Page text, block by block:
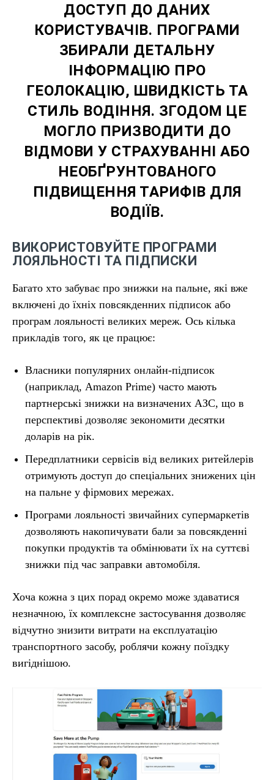
ДОСТУП ДО ДАНИХ
КОРИСТУВАЧІВ. ПРОГРАМИ
ЗБИРАЛИ ДЕТАЛЬНУ
ІНФОРМАЦІЮ ПРО
ГЕОЛОКАЦІЮ, ШВИДКІСТЬ ТА
СТИЛЬ ВОДІННЯ. ЗГОДОМ ЦЕ
МОГЛО ПРИЗВОДИТИ ДО
ВІДМОВИ У СТРАХУВАННІ АБО
НЕОБҐРУНТОВАНОГО
ПІДВИЩЕННЯ ТАРИФІВ ДЛЯ
ВОДІЇВ.
ВИКОРИСТОВУЙТЕ ПРОГРАМИ
ЛОЯЛЬНОСТІ ТА ПІДПИСКИ
Багато хто забуває про знижки на пальне, які вже
включені до їхніх повсякденних підписок або
програм лояльності великих мереж. Ось кілька
прикладів того, як це працює:
Власники популярних онлайн-підписок
(наприклад, Amazon Prime) часто мають
партнерські знижки на визначених АЗС, що в
перспективі дозволяє зекономити десятки
доларів на рік.
Передплатники сервісів від великих ритейлерів
отримують доступ до спеціальних знижених цін
на пальне у фірмових мережах.
Програми лояльності звичайних супермаркетів
дозволяють накопичувати бали за повсякденні
покупки продуктів та обмінювати їх на суттєві
знижки під час заправки автомобіля.
Хоча кожна з цих порад окремо може здаватися
незначною, їх комплексне застосування дозволяє
відчутно знизити витрати на експлуатацію
транспортного засобу, роблячи кожну поїздку
вигіднішою.